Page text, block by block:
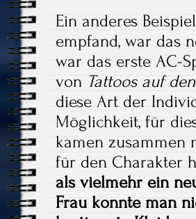
Ein anderes
empfand, war das
war das erste AC-
von Tattoos auf
diese Art der
Möglichkeit, für
kamen zusammen
für den Charakter
als vielmehr ein
Frau konnte man